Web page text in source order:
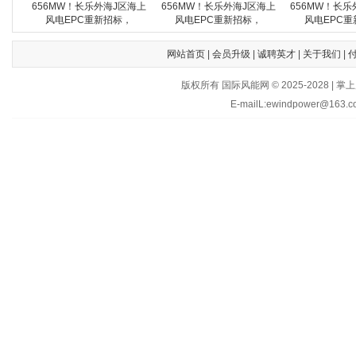
656MW！长乐外海J区海上
风电EPC重新招标，
656MW！长乐外海J区海上
风电EPC重新招标，
656MW！长乐
风电EPC重
网站首页| 会员升级 诚聘英才| 关于我们
版权所有 国际风能网 © 2025-2028 | 掌
E-